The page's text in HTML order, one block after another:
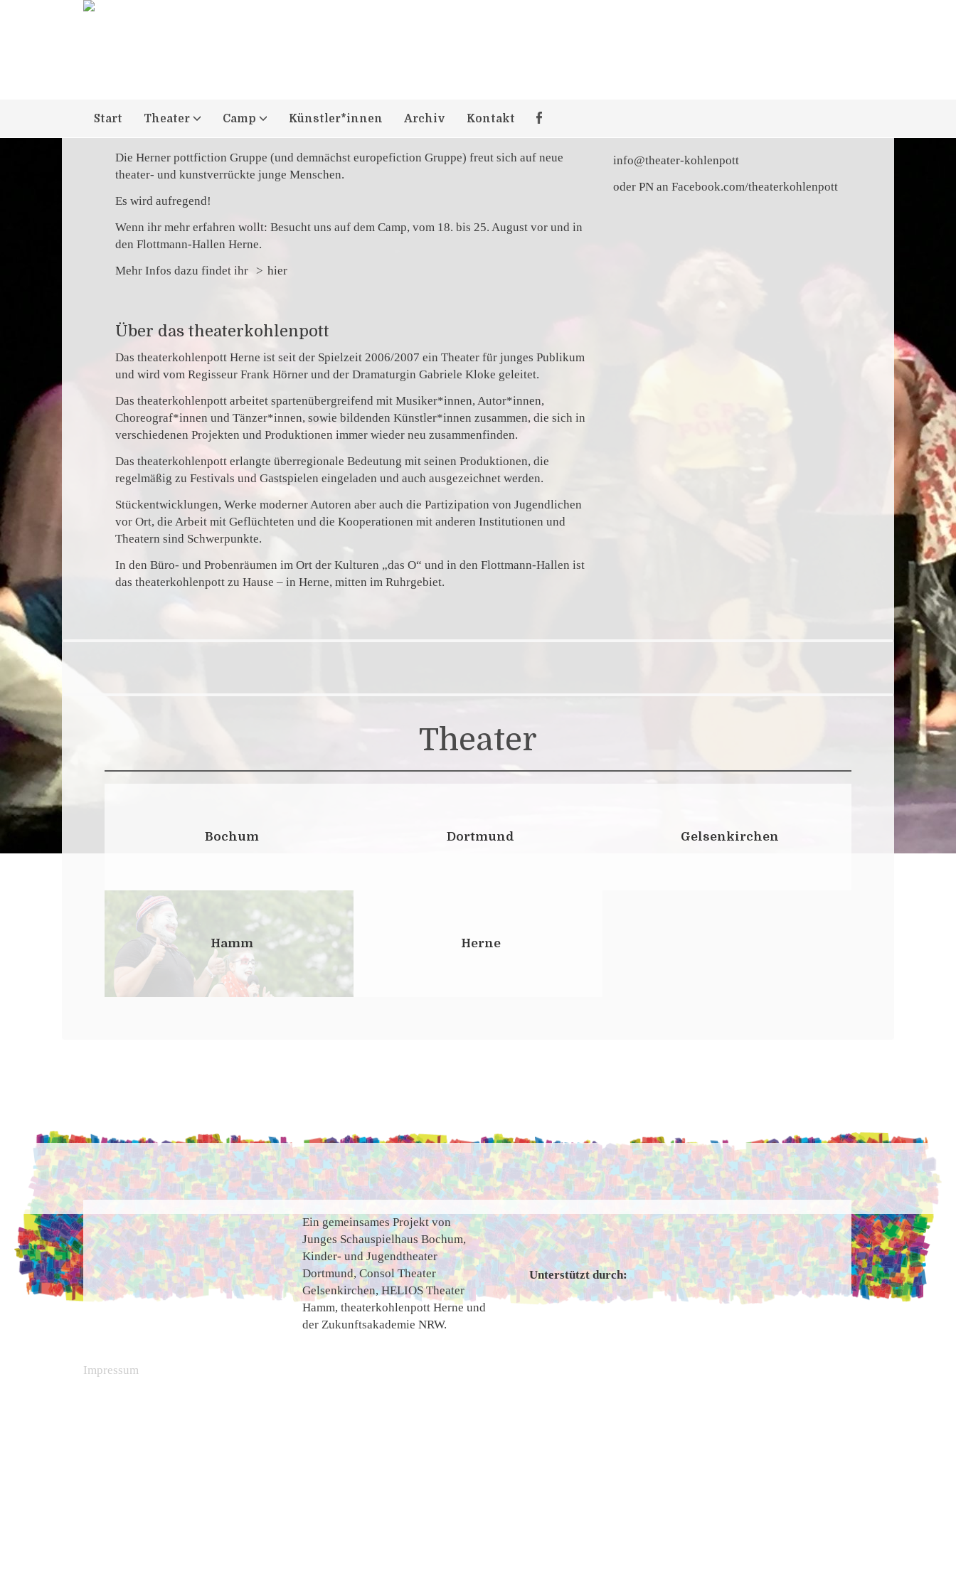
Start Theater Camp Künstler*innen Archiv Kontakt
Die Herner pottfiction Gruppe (und demnächst europefiction Gruppe) freut sich auf neue
theater- und kunstverrückte junge Menschen.
Es wird aufregend!
Wenn ihr mehr erfahren wollt: Besucht uns auf dem Camp, vom 18. bis 25. August vor und in
den Flottmann-Hallen Herne.
Mehr Infos dazu findet ihr
hier
Über das theaterkohlenpott
Das theaterkohlenpott Herne ist seit der Spielzeit 2006/2007 ein Theater für junges Publikum
und wird vom Regisseur Frank Hörner und der Dramaturgin Gabriele Kloke geleitet.
Das theaterkohlenpott arbeitet spartenübergreifend mit Musiker*innen, Autor*innen,
Choreograf*innen und Tänzer*innen, sowie bildenden Künstler*innen zusammen, die sich in
verschiedenen Projekten und Produktionen immer wieder neu zusammenfinden.
Das theaterkohlenpott erlangte überregionale Bedeutung mit seinen Produktionen, die
regelmäßig zu Festivals und Gastspielen eingeladen und auch ausgezeichnet werden.
Stückentwicklungen, Werke moderner Autoren aber auch die Partizipation von Jugendlichen
vor Ort, die Arbeit mit Geflüchteten und die Kooperationen mit anderen Institutionen und
Theatern sind Schwerpunkte.
In den Büro- und Probenräumen im Ort der Kulturen „das O“ und in den Flottmann-Hallen ist
das theaterkohlenpott zu Hause – in Herne, mitten im Ruhrgebiet.
info@theater-kohlenpott
oder PN an Facebook.com/theaterkohlenpott
Theater
Bochum Dortmund Gelsenkirchen
Hamm Herne
Ein gemeinsames Projekt von
Junges Schauspielhaus Bochum,
Kinder- und Jugendtheater
Dortmund, Consol Theater
Gelsenkirchen, HELIOS Theater
Hamm, theaterkohlenpott Herne und
der Zukunftsakademie NRW.
Unterstützt durch:
Impressum